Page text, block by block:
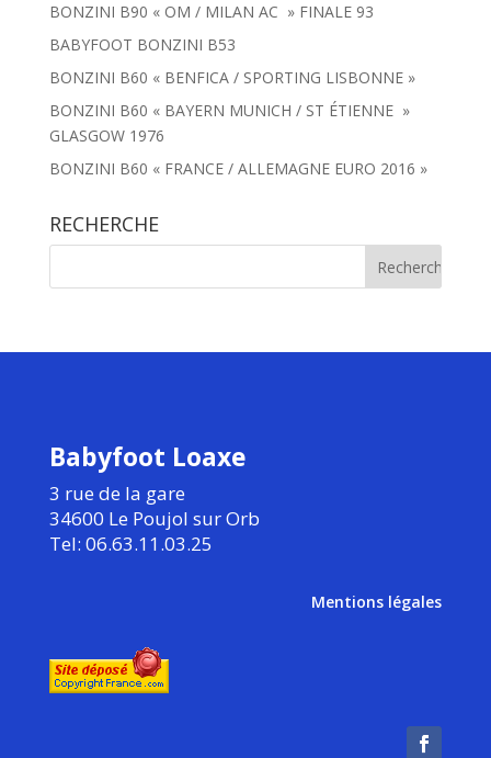
BONZINI B90 « OM / MILAN AC » FINALE 93
BABYFOOT BONZINI B53
BONZINI B60 « BENFICA / SPORTING LISBONNE »
BONZINI B60 « BAYERN MUNICH / ST ÉTIENNE »
GLASGOW 1976
BONZINI B60 « FRANCE / ALLEMAGNE EURO 2016 »
RECHERCHE
Babyfoot Loaxe
3 rue de la gare
34600 Le Poujol sur Orb
Tel: 06.63.11.03.25
Mentions légales